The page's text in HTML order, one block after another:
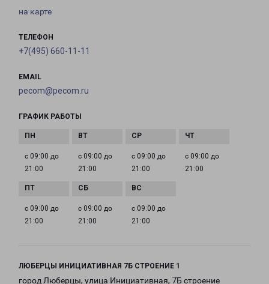
на карте
ТЕЛЕФОН
+7(495) 660-11-11
EMAIL
pecom@pecom.ru
ГРАФИК РАБОТЫ
с 09:00 до
21:00
с 09:00 до
21:00
с 09:00 до
21:00
с 09:00 до
21:00
с 09:00 до
21:00
с 09:00 до
21:00
с 09:00 до
21:00
ЛЮБЕРЦЫ ИНИЦИАТИВНАЯ 7Б СТРОЕНИЕ 1
город Люберцы, улица Инициативная, 7Б строение